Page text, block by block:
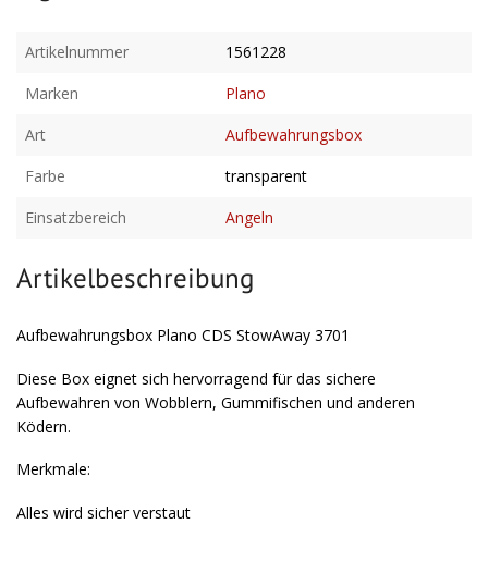
Artikelnummer
1561228
Marken
Plano
Art
Aufbewahrungsbox
Farbe
transparent
Einsatzbereich
Angeln
Artikelbeschreibung
Aufbewahrungsbox Plano CDS StowAway 3701
Diese Box eignet sich hervorragend für das sichere
Aufbewahren von Wobblern, Gummifischen und anderen
Ködern.
Merkmale:
Alles wird sicher verstaut